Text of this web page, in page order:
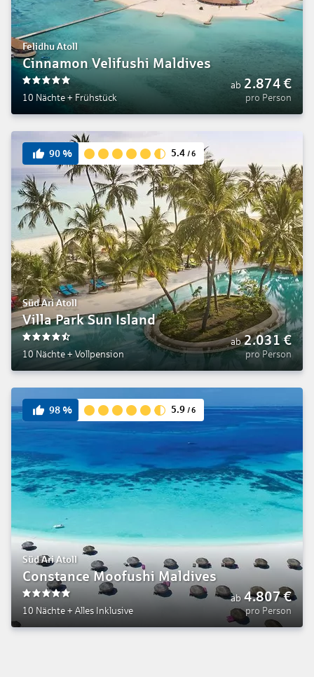
Felidhu Atoll
Cinnamon Velifushi Maldives
10 Nächte + Frühstück
ab 2.874€
pro Person
90% 5.4 /6
Süd Ari Atoll
Villa Park Sun Island
10 Nächte + Vollpension
ab 2.031€
pro Person
98% 5.9 /6
Süd Ari Atoll
Constance Moofushi Maldives
10 Nächte + Alles Inklusive
ab 4.807€
pro Person